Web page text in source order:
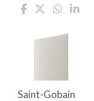
Saint-Gobain